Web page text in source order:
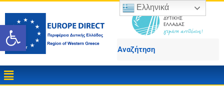
Ανοίξτε τη γραμμή
Ελληνικά